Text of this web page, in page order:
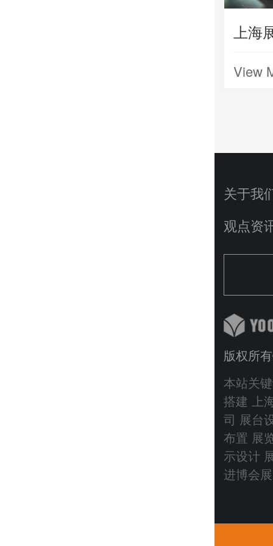
View
关于我
观点资
版权所
本站关
搭建 上
司 展台
布置 展
示设计
进博会